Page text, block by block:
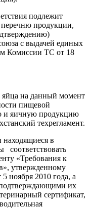
подлежит
продукции,
с выдачей единых
Комиссии ТС от 18
яйца на данный момент
пищевой
и яичную продукцию
техрегламент.
в
соответствовать
«Требования к
утвержденному
ноября 2010 года, а
их
сертификат,